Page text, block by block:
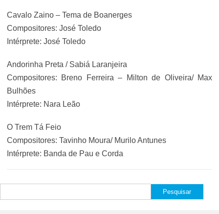
Cavalo Zaino – Tema de Boanerges
Compositores: José Toledo
Intérprete: José Toledo
Andorinha Preta / Sabiá Laranjeira
Compositores: Breno Ferreira – Milton de Oliveira/ Max
Bulhões
Intérprete: Nara Leão
O Trem Tá Feio
Compositores: Tavinho Moura/ Murilo Antunes
Intérprete: Banda de Pau e Corda
por: